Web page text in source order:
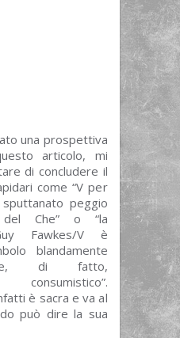
una prospettiva
articolo, mi
di concludere il
come “V per
peggio
Che” o “la
Fawkes/V è
blandamente
e, di fatto,
è sacra e va al
può dire la sua